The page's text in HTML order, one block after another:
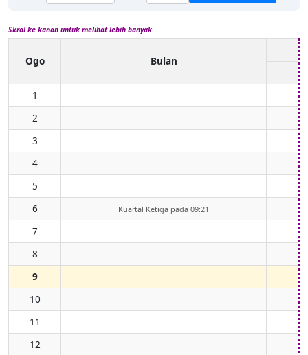
Skrol ke kanan untuk melihat lebih banyak
Ogo Bulan
1
2
3
4
5
6
Kuartal Ketiga pada 09:21
7
8
9
10
11
12